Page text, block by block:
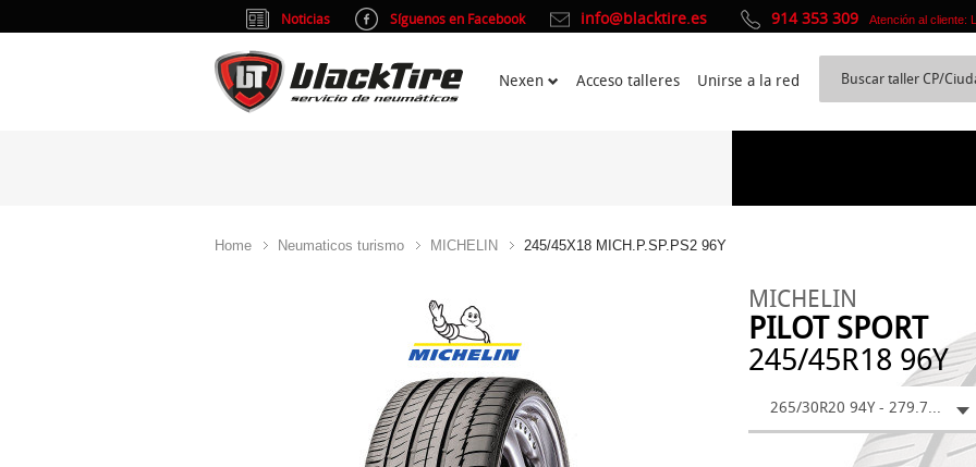
Home Neumaticos turismo MICHELIN 245/45X18 MICH.P.SP.PS2 96Y
MICHELIN
PILOT SPORT
245/45R18 96Y
265/30R20 94Y - 279.78 €
Noticias Síguenos en Facebook info@blacktire.es 914 353 309 Atención al cliente:
Nexen Acceso talleres Unirse a la red